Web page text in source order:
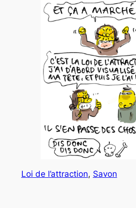
Loi de l’attraction, Savon